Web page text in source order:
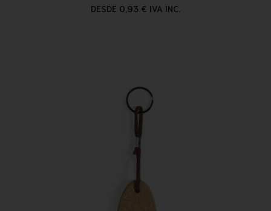
DESDE 0,93 € IVA INC.